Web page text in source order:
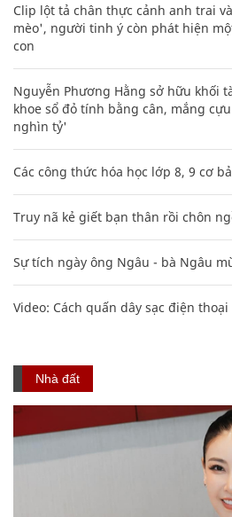
Clip lột tả chân thực cảnh anh trai
mèo', người tinh ý còn phát hiện
con
Nguyễn Phương Hằng sở hữu khối
khoe sổ đỏ tính bằng cân, mắng
nghìn tỷ'
Các công thức hóa học lớp 8, 9 cơ
Truy nã kẻ giết bạn thân rồi chôn
Sự tích ngày ông Ngâu - bà Ngâu
Video: Cách quấn dây sạc điện
Nhà đất